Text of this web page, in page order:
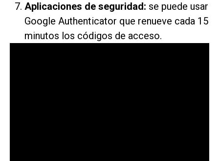
Aplicaciones de seguridad: se puede usar
Google Authenticator que renueve cada 15
minutos los códigos de acceso.